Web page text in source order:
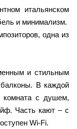
итальянском
и минимализм.
одна из
и стильным
В каждой
комната с душем,
Часть кают – с
Wi-Fi.